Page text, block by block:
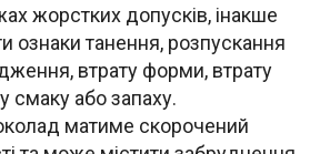
жорстких допусків, інакше
ознаки танення, розпускання
втрату форми, втрату
смаку або запаху.
матиме скорочений